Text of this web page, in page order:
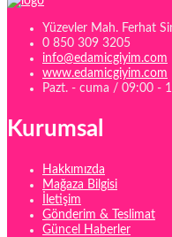
Yüzevler Mah. Ferhat
0 850 309 3205
info@edamicgiyim.com
www.edamicgiyim.com
Pazt. - cuma / 09:00 -
Kurumsal
Hakkımızda
Mağaza Bilgisi
İletişim
Gönderim & Teslimat
Güncel Haberler